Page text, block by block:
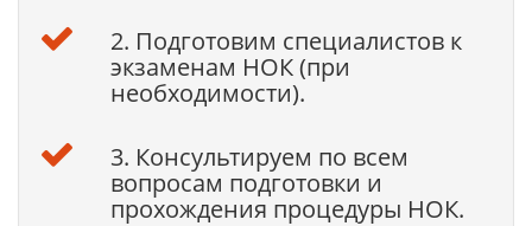
2. Подготовим специалистов к
экзаменам НОК (при
необходимости).
3. Консультируем по всем
вопросам подготовки и
прохождения процедуры НОК.